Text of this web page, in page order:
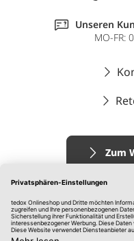
Unseren
MO-FR:
Zum